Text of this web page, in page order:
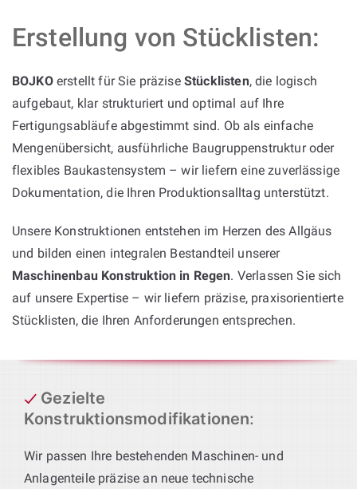
Erstellung von Stücklisten:
BOJKOerstellt für Sie präzise Stücklisten, die logisch
aufgebaut, klar strukturiert und optimal auf Ihre
Fertigungsabläufe abgestimmt sind. Ob als einfache
Mengenübersicht, ausführliche Baugruppenstruktur oder
flexibles Baukastensystem – wir liefern eine zuverlässige
Dokumentation, die Ihren Produktionsalltag unterstützt.
Unsere Konstruktionen entstehen im Herzen des Allgäus
und bilden einen integralen Bestandteil unserer
Maschinenbau Konstruktion in Regen. Verlassen Sie sich
auf unsere Expertise – wir liefern präzise, praxisorientierte
Stücklisten, die Ihren Anforderungen entsprechen.
Gezielte
Konstruktionsmodifikationen:
Wir passen Ihre bestehenden Maschinen- und
Anlagenteile präzise an neue technische